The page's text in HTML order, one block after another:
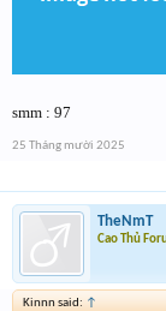
smm : 97
25 Tháng mười 2025
TheNmT
Cao Thủ
Kinnn said: ↑